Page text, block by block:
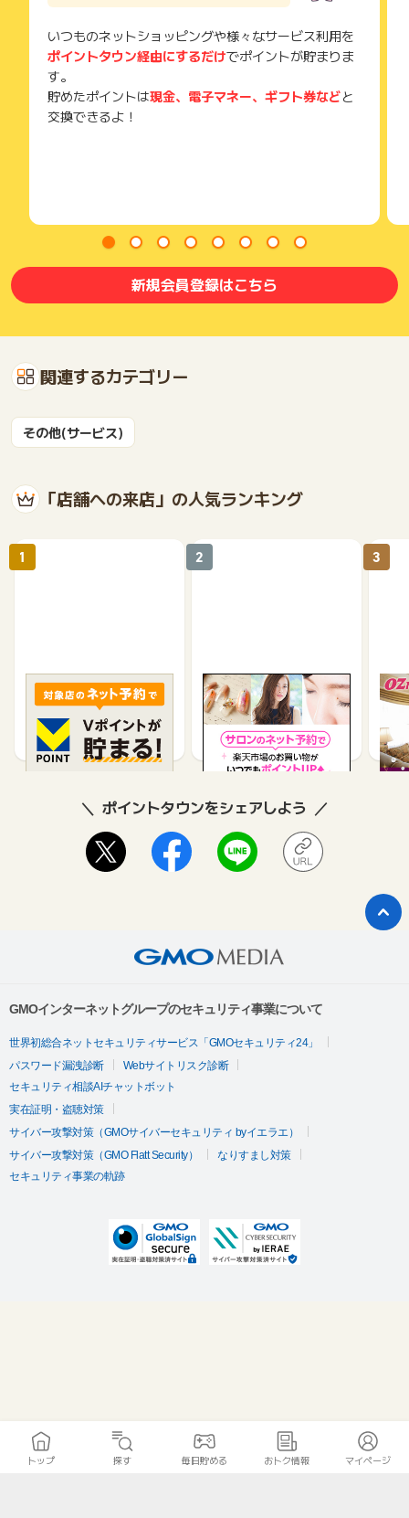
いつものネットショッピングや様々なサービス利用を
ポイントタウン経由にするだけでポイントが貯まりま
す。
貯めたポイントは現金、電子マネー、ギフト券などと
交換できるよ！
新規会員登録はこちら
関連するカテゴリー
その他(サービス)
「店舗への来店」の人気ランキング
食べログ
85
1
楽天ビューティ
0.45%
2
「
ル）
ービ
3
ポイントタウンをシェアしよう
GMOインターネットグループのセキュリティ事業について
世界初総合ネットセキュリティサービス「GMOセキュリティ24」
パスワード漏洩診断
Webサイトリスク診断
セキュリティ相談AIチャットボット
実在証明・盗聴対策
サイバー攻撃対策（GMOサイバーセキュリティ byイエラエ）
サイバー攻撃対策（GMO Flatt Security）
なりすまし対策
セキュリティ事業の軌跡
トップ 探す 毎日貯める おトク情報 マイページ